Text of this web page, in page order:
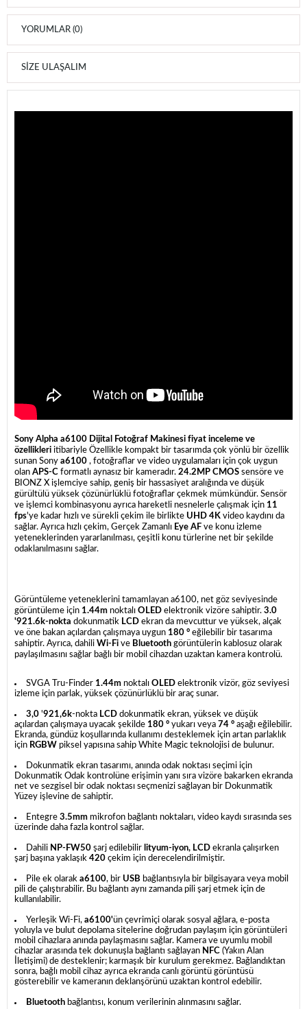
YORUMLAR (0)
SIZE ULAŞALIM
Sony Alpha a6100 Dijital Fotoğraf Makinesi fiyat inceleme ve
özellikleri itibariyle Özellikle kompakt bir tasarımda çok yönlü bir özellik
sunan Sony a6100 , fotoğraflar ve video uygulamaları için çok uygun
olan APS-C formatlı aynasız bir kameradır. 24.2MP CMOS sensöre ve
BIONZ X işlemciye sahip, geniş bir hassasiyet aralığında ve düşük
gürültülü yüksek çözünürlüklü fotoğraflar çekmek mümkündür. Sensör
ve işlemci kombinasyonu ayrıca hareketli nesnelerle çalışmak için 11
fps'ye kadar hızlı ve sürekli çekim ile birlikte UHD 4K video kaydını da
sağlar. Ayrıca hızlı çekim, Gerçek Zamanlı Eye AF ve konu izleme
yeteneklerinden yararlanılması, çeşitli konu türlerine net bir şekilde
odaklanılmasını sağlar.
Görüntüleme yeteneklerini tamamlayan a6100, net göz seviyesinde
görüntüleme için 1.44m noktalı OLED elektronik vizöre sahiptir. 3.0
'921.6k-nokta dokunmatik LCD ekran da mevcuttur ve yüksek, alçak
ve öne bakan açılardan çalışmaya uygun 180 ° eğilebilir bir tasarıma
sahiptir. Ayrıca, dahili Wi-Fi ve Bluetooth görüntülerin kablosuz olarak
paylaşılmasını sağlar bağlı bir mobil cihazdan uzaktan kamera kontrolü.
SVGA Tru-Finder 1.44m noktalı OLED elektronik vizör, göz seviyesi
izleme için parlak, yüksek çözünürlüklü bir araç sunar.
3,0 '921,6k-nokta LCD dokunmatik ekran, yüksek ve düşük
açılardan çalışmaya uyacak şekilde 180 ° yukarı veya 74 ° aşağı eğilebilir.
Ekranda, gündüz koşullarında kullanımı desteklemek için artan parlaklık
için RGBW piksel yapısına sahip White Magic teknolojisi de bulunur.
Dokunmatik ekran tasarımı, anında odak noktası seçimi için
Dokunmatik Odak kontrolüne erişimin yanı sıra vizöre bakarken ekranda
net ve sezgisel bir odak noktası seçmenizi sağlayan bir Dokunmatik
Yüzey işlevine de sahiptir.
Entegre 3.5mm mikrofon bağlantı noktaları, video kaydı sırasında ses
üzerinde daha fazla kontrol sağlar.
Dahili NP-FW50 şarj edilebilir lityum-iyon, LCD ekranla çalışırken
şarj başına yaklaşık 420 çekim için derecelendirilmiştir.
Pile ek olarak a6100, bir USB bağlantısıyla bir bilgisayara veya mobil
pili de çalıştırabilir. Bu bağlantı aynı zamanda pili şarj etmek için de
kullanılabilir.
Yerleşik Wi-Fi, a6100'ün çevrimiçi olarak sosyal ağlara, e-posta
yoluyla ve bulut depolama sitelerine doğrudan paylaşım için görüntüleri
mobil cihazlara anında paylaşmasını sağlar. Kamera ve uyumlu mobil
cihazlar arasında tek dokunuşla bağlantı sağlayan NFC (Yakın Alan
İletişimi) de desteklenir; karmaşık bir kurulum gerekmez. Bağlandıktan
sonra, bağlı mobil cihaz ayrıca ekranda canlı görüntü görüntüsü
gösterebilir ve kameranın deklanşörünü uzaktan kontrol edebilir.
Bluetooth bağlantısı, konum verilerinin alınmasını sağlar.